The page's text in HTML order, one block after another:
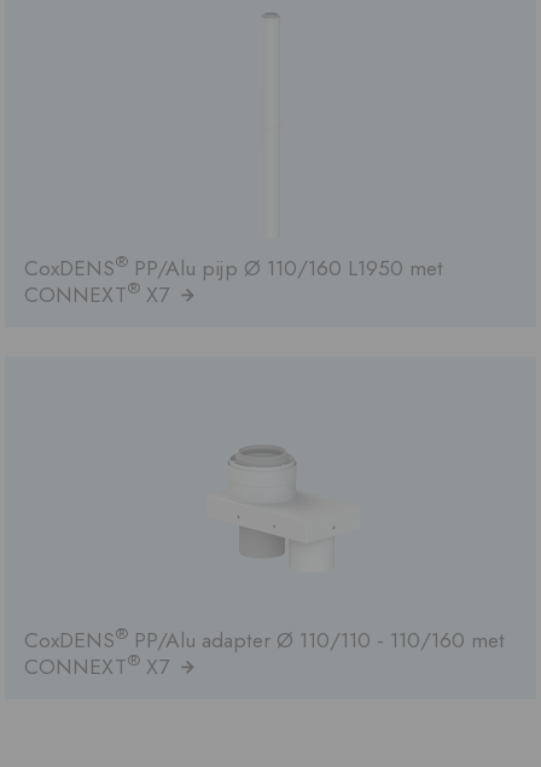
CoxDENS® PP/Alu pijp Ø 110/160 L1950 met
CONNEXT® X7
CoxDENS® PP/Alu adapter Ø 110/110 - 110/160 met
CONNEXT® X7